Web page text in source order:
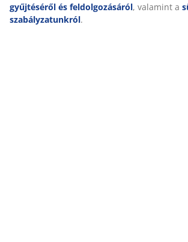
Kiszállítás
marketingpartnerekkel (pl. Google, Meta és
szabott és statikus hirdetések megjelenítése
célokról bővebben a „Módosítás” részben